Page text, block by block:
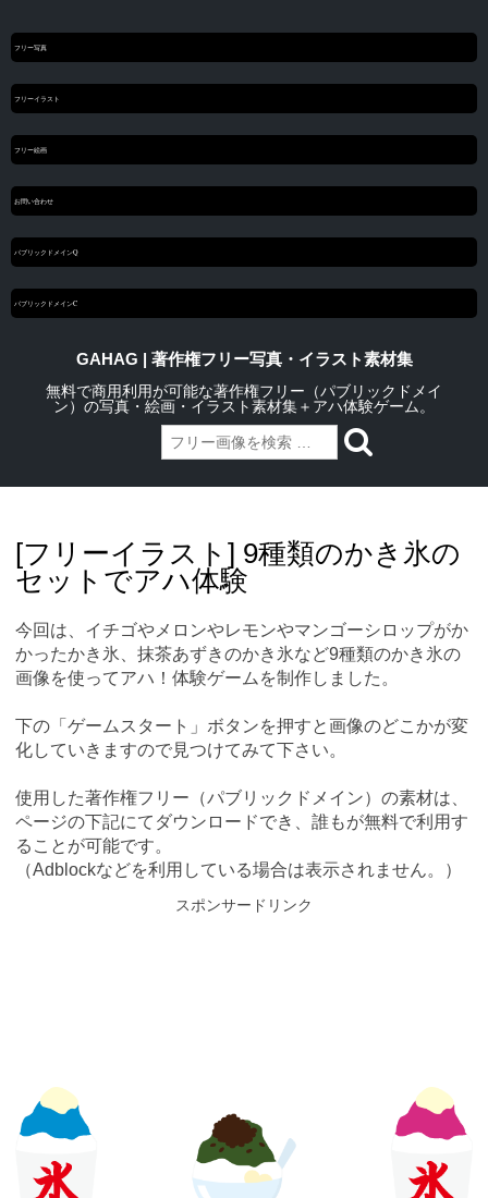
フリー写真
フリーイラスト
フリー絵画
お問い合わせ
パブリックドメインQ
パブリックドメインC
GAHAG | 著作権フリー写真・イラスト素材集
無料で商用利用が可能な著作権フリー（パブリックドメイ
ン）の写真・絵画・イラスト素材集＋アハ体験ゲーム。
content[フリーイラスト] 9種類のかき氷の
セットでアハ体験
今回は、イチゴやメロンやレモンやマンゴーシロップがか
かったかき氷、抹茶あずきのかき氷など9種類のかき氷の
画像を使ってアハ！体験ゲームを制作しました。
下の「ゲームスタート」ボタンを押すと画像のどこかが変
化していきますので見つけてみて下さい。
使用した著作権フリー（パブリックドメイン）の素材は、
ページの下記にてダウンロードでき、誰もが無料で利用す
ることが可能です。
（Adblockなどを利用している場合は表示されません。）
スポンサードリンク